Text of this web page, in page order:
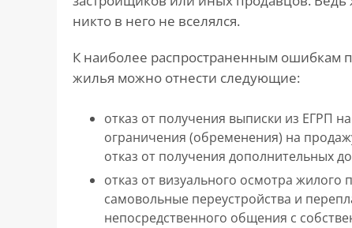
никто в него не вселялся.
К наиболее распространенным ошибкам
жилья можно отнести следующие:
отказ от получения выписки из ЕГРП
ограничения (обременения) на
отказ от получения дополнительных
отказ от визуального осмотра жилого
самовольные переустройства и
непосредственного общения с